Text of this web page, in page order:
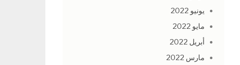
يونيو 2022
مايو 2022
أبريل 2022
مارس 2022